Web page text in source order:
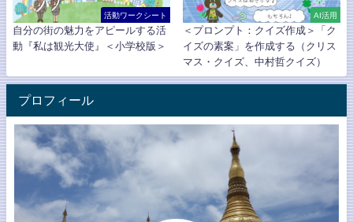
活動ワークシート
自分の街の魅力をアピールする活
動『私は観光大使』＜小学校版＞
AI活用
＜プロンプト：クイズ作成＞「ク
イズの素案」を作成する（クリス
マス・クイズ、中村哲クイズ）
プロフィール